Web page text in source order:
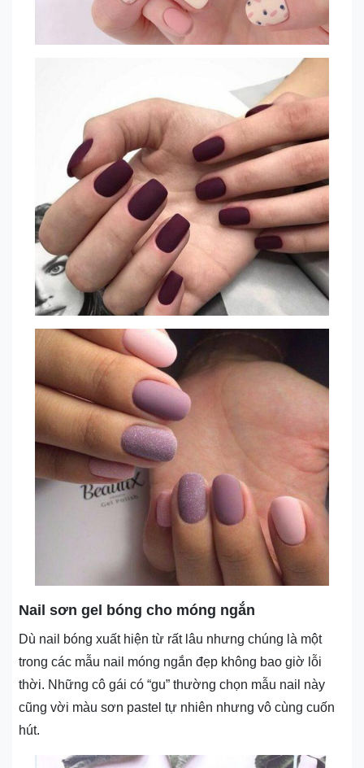
Nail sơn gel bóng cho móng ngắn
Dù nail bóng xuất hiện từ rất lâu nhưng chúng là một
trong các mẫu nail móng ngắn đẹp không bao giờ lỗi
thời. Những cô gái có “gu” thường chọn mẫu nail này
cũng vời màu sơn pastel tự nhiên nhưng vô cùng cuốn
hút.